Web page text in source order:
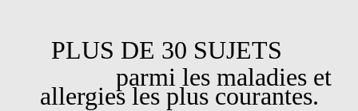
PLUS DE 30 SUJETS
parmi les maladies et
allergies les plus courantes.